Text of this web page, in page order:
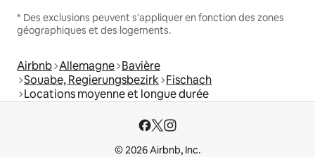
* Des exclusions peuvent s'appliquer en fonction des zones
géographiques et des logements.
Airbnb Allemagne Bavière
Souabe, Regierungsbezirk Fischach
Locations moyenne et longue durée
© 2026 Airbnb, Inc.